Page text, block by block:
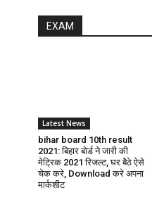
EXAM
Latest News
bihar board 10th result
2021: बिहार बोर्ड ने जारी की
मेट्रिक 2021 रिजल्ट, घर बैठे ऐसे
चेक करे, Download करे अपना
मार्कशीट